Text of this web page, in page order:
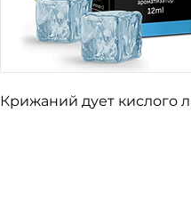
Крижаний дует кислого